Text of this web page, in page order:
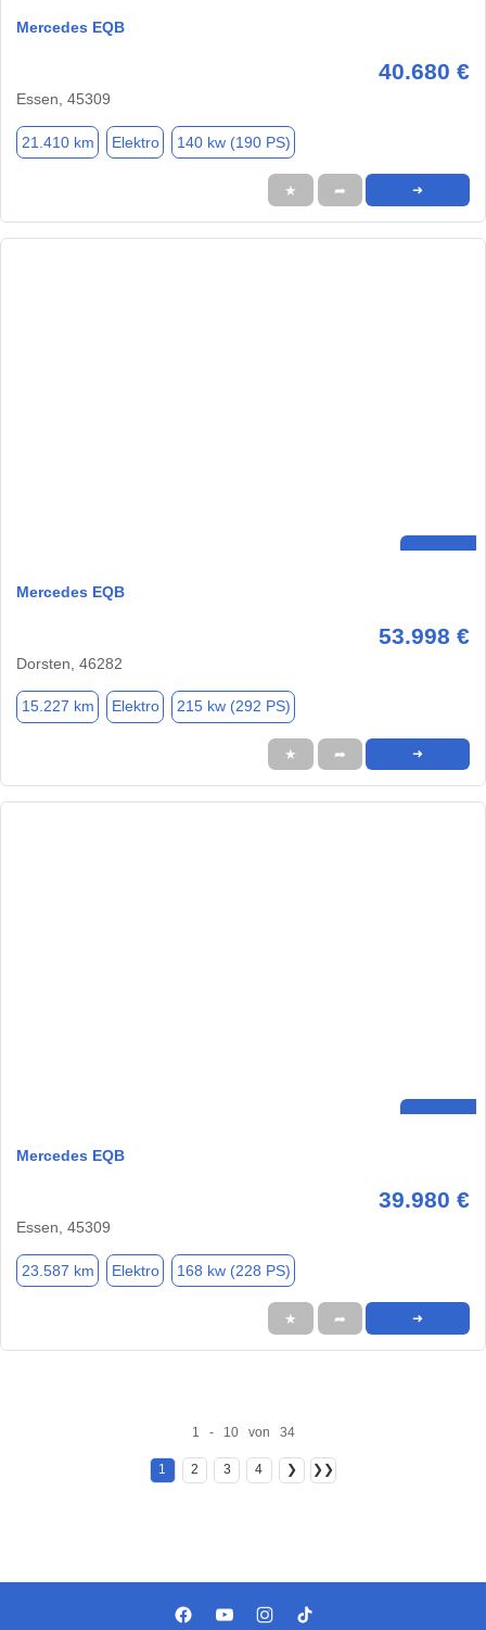
Mercedes EQB
40.680 €
Essen, 45309
21.410 km Elektro 140 kw (190 PS)
★ ➦ ➜
Mercedes EQB
53.998 €
Dorsten, 46282
15.227 km Elektro 215 kw (292 PS)
★ ➦ ➜
Mercedes EQB
39.980 €
Essen, 45309
23.587 km Elektro 168 kw (228 PS)
★ ➦ ➜
1 - 10 von 34
1 2 3 4 ❯ ❯❯